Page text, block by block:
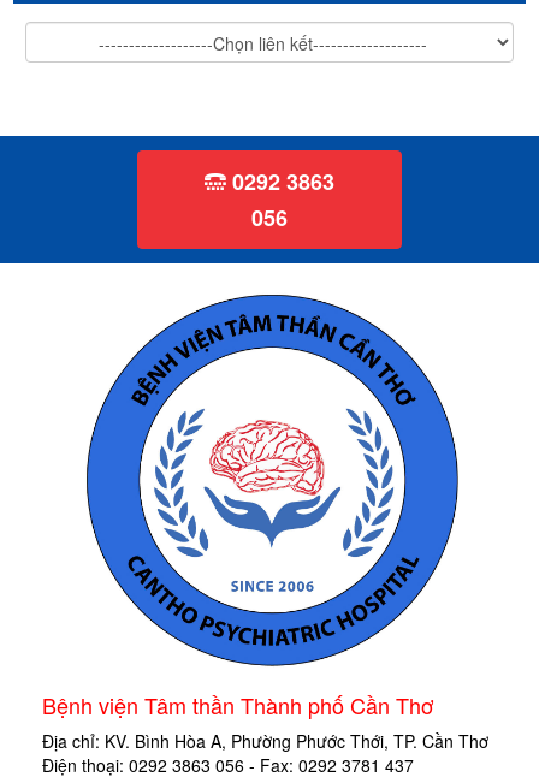
0292 3863
056
Bệnh viện Tâm thần Thành phố Cần Thơ
Địa chỉ: KV. Bình Hòa A, Phường Phước Thới, TP. Cần Thơ
Điện thoại: 0292 3863 056 - Fax: 0292 3781 437